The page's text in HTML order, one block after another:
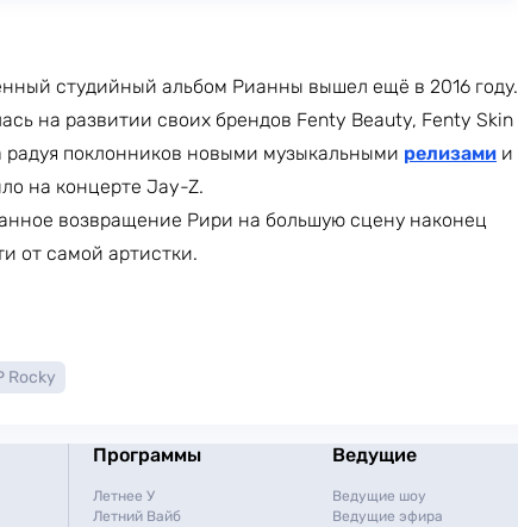
студийный альбом Рианны вышел ещё в 2016 году.
на развитии своих брендов Fenty Beauty, Fenty Skin
радуя поклонников новыми музыкальными релизами и
на концерте Jay-Z.
возвращение Рири на большую сцену наконец
от самой артистки.
Rocky
Программы
Летнее У
Летний Вайб
Ведущие
Ведущие шоу
Ведущие эфира